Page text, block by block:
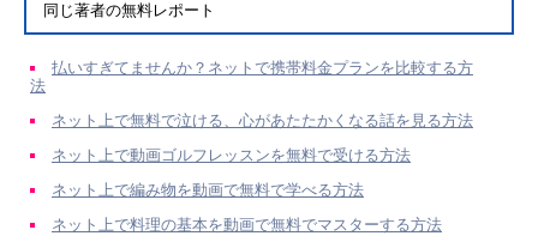
同じ著者の無料レポート
払いすぎてませんか？ネットで携帯料金プランを比較する方
法
ネット上で無料で泣ける、心があたたかくなる話を見る方法
ネット上で動画ゴルフレッスンを無料で受ける方法
ネット上で編み物を動画で無料で学べる方法
ネット上で料理の基本を動画で無料でマスターする方法